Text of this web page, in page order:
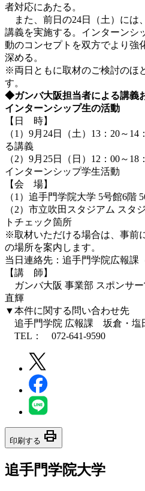
者対応にあたる。
また、前日の24日（土）には
講義を実施する。インターンシ
動のコンセプトを双方でより強
深める。
※両日ともに取材のご検討のほ
す。
◆ガンバ大阪担当者による講義
インターンシップ生の活動
【日 時】
（1）9月24日（土）13：20～
る講義
（2）9月25日（日）12：00～
インターンシップ学生活動
【会 場】
（1）追手門学院大学 5号館6階
（2）市立吹田スタジアム スタ
トチェック箇所
※取材いただける場合は、事前
の場所を案内します。
当日連絡先：追手門学院広報課（
【講 師】
ガンバ大阪 事業部 スポンサ
直輝
▼本件に関する問い合わせ先
追手門学院 広報課 坂倉・塩
TEL： 072-641-9590
印刷する print
追手門学院大学